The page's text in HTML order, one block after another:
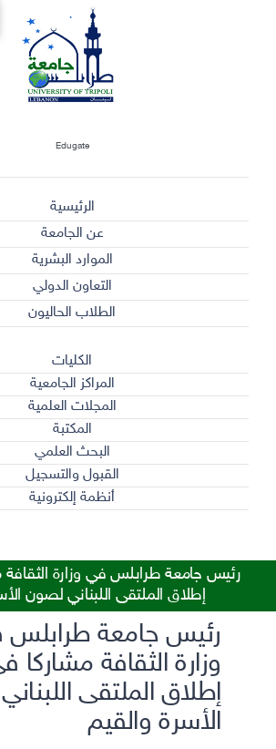
Edugate
الرئيسية
عن الجامعة
الموارد البشرية
التعاون الدولي
الطلاب الحاليون
الكليات
المراكز الجامعية
المجلات العلمية
المكتبة
البحث العلمي
القبول والتسجيل
أنظمة إلكترونية
رئيس جامعة طرابلس في وزارة
إطلاق الملتقى اللبناني لصون
رئيس جامعة
وزارة الثقافة
إطلاق الملتقى
الأسرة والقيم